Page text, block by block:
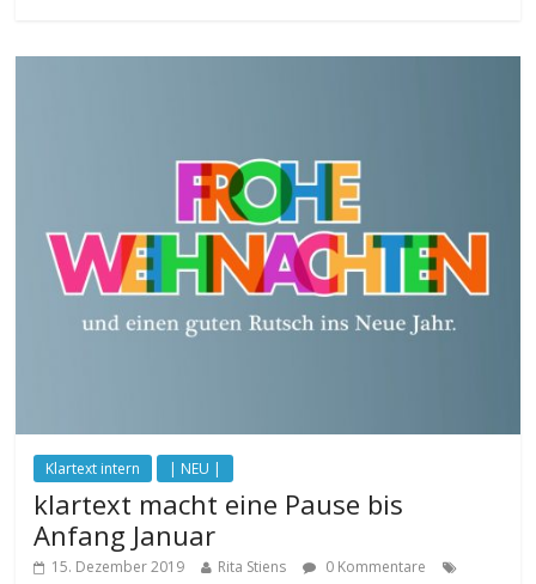
Klartext intern | NEU |
klartext macht eine Pause bis
Anfang Januar
15. Dezember 2019 Rita Stiens
0 Kommentare